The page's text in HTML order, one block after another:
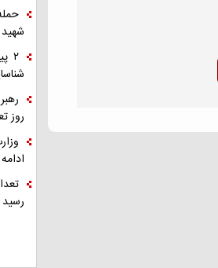
شهید و ۴
۲
روز تعطیلی
رسید